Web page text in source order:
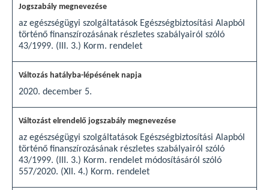
az egészségügyi szolgáltatások Egészségbiztosítási Alapból
történő finanszírozásának részletes szabályairól szóló
43/1999. (III. 3.) Korm. rendelet
2020. december 5.
az egészségügyi szolgáltatások Egészségbiztosítási Alapból
történő finanszírozásának részletes szabályairól szóló
43/1999. (III. 3.) Korm. rendelet módosításáról szóló
557/2020. (XII. 4.) Korm. rendelet